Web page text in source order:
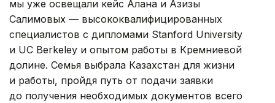
мы уже освещали кейс Алана и Азизы
Салимовых — высококвалифицированных
специалистов с дипломами Stanford University
и UC Berkeley и опытом работы в Кремниевой
долине. Семья выбрала Казахстан для жизни
и работы, пройдя путь от подачи заявки
до получения необходимых документов всего